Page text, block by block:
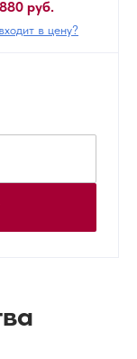
880 руб.
в цену?